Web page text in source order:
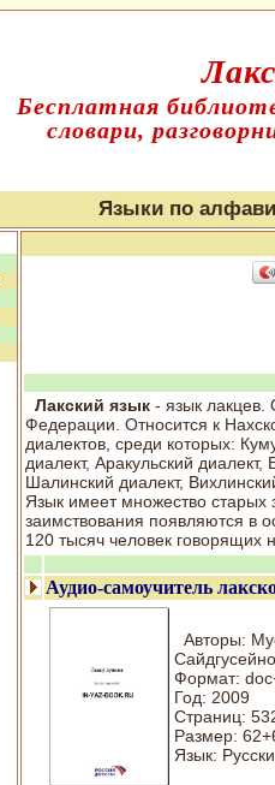
Бесплатная
словари,
Языки по
Лакский язык - язык лакцев.
Федерации. Относится к
диалектов, среди которых:
диалект, Аракульский
Шалинский диалект,
Язык имеет множество старых
заимствования появляются в
120 тысяч человек говорящих
Аудио-самоучитель
Авторы:
Формат:
Год: 2009
Страниц:
Размер:
Язык: